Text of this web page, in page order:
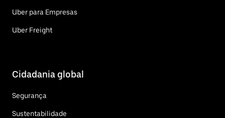
Uber para Empresas
Uber Freight
Cidadania global
Segurança
Sustentabilidade